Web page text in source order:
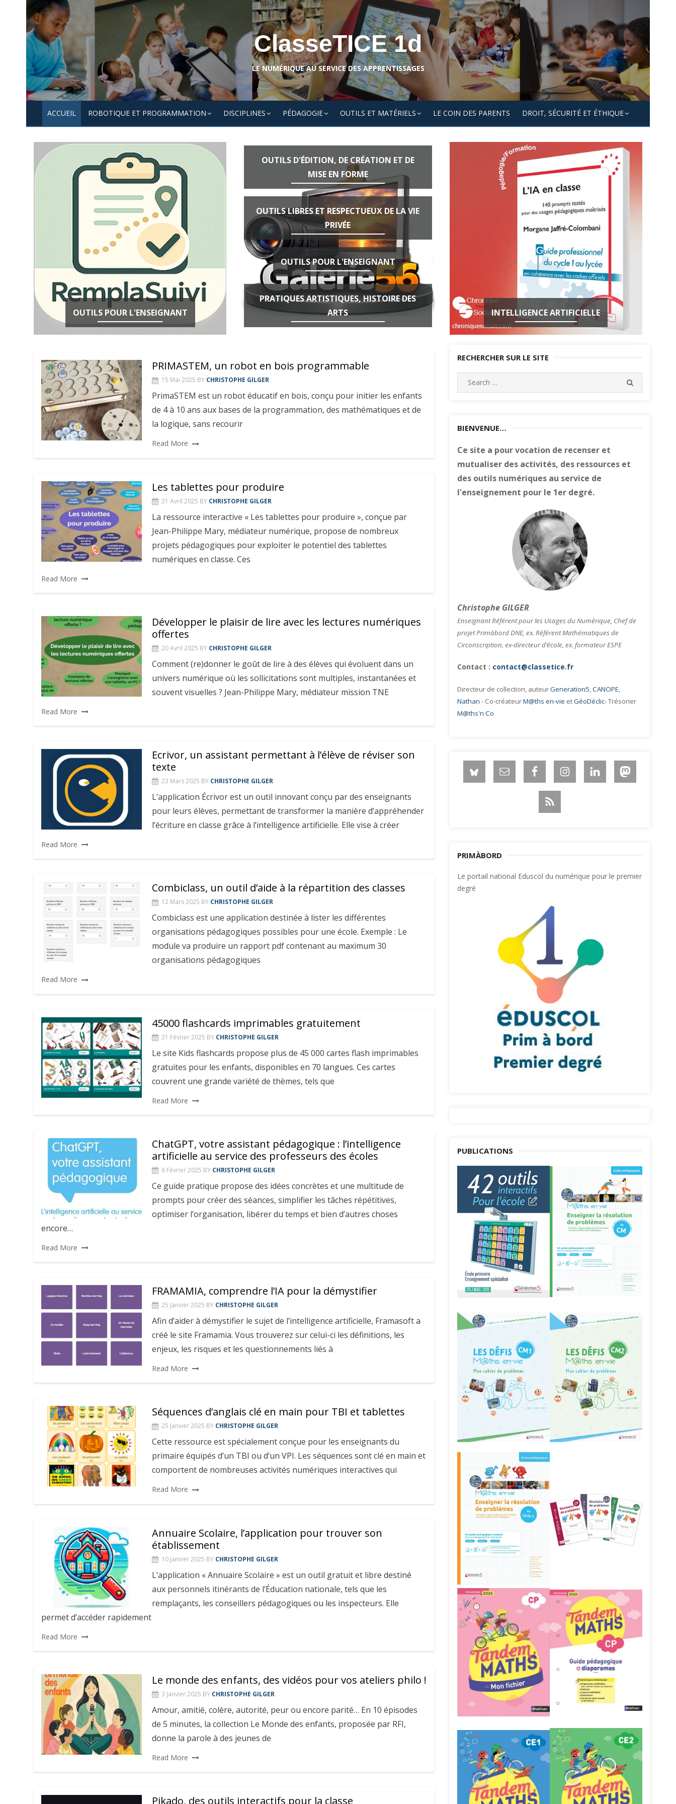
Skip
to
content
ClasseTICE 1d
LE NUMÉRIQUE AU SERVICE DES APPRENTISSAGES
ACCUEIL ROBOTIQUE ET PROGRAMMATION DISCIPLINES PÉDAGOGIE OUTILS ET MATÉRIELS LE COIN DES PARENTS DROIT, SÉCURITÉ ET ÉTHIQUE
OUTILS POUR L'ENSEIGNANT
OUTILS D'ÉDITION, DE CRÉATION ET DE
MISE EN FORME
OUTILS LIBRES ET RESPECTUEUX DE LA VIE
PRIVÉE
OUTILS POUR L'ENSEIGNANT
PRATIQUES ARTISTIQUES, HISTOIRE DES
ARTS
INTELLIGENCE ARTIFICIELLE
PRIMASTEM, un robot en bois programmable
15 Mai 2025 BY CHRISTOPHE GILGER
PrimaSTEM est un robot éducatif en bois, conçu pour initier les enfants
de 4 à 10 ans aux bases de la programmation, des mathématiques et de
la logique, sans recourir
Read More
Les tablettes pour produire
21 Avril 2025 BY CHRISTOPHE GILGER
La ressource interactive « Les tablettes pour produire », conçue par
Jean-Philippe Mary, médiateur numérique, propose de nombreux
projets pédagogiques pour exploiter le potentiel des tablettes
numériques en classe. Ces
Read More
Développer le plaisir de lire avec les lectures numériques
offertes
20 Avril 2025 BY CHRISTOPHE GILGER
Comment (re)donner le goût de lire à des élèves qui évoluent dans un
univers numérique où les sollicitations sont multiples, instantanées et
souvent visuelles ? Jean-Philippe Mary, médiateur mission TNE
Read More
Ecrivor, un assistant permettant à l’élève de réviser son
texte
23 Mars 2025 BY CHRISTOPHE GILGER
L’application Écrivor est un outil innovant conçu par des enseignants
pour leurs élèves, permettant de transformer la manière d’appréhender
l’écriture en classe grâce à l’intelligence artificielle. Elle vise à créer
Read More
Combiclass, un outil d’aide à la répartition des classes
12 Mars 2025 BY CHRISTOPHE GILGER
Combiclass est une application destinée à lister les différentes
organisations pédagogiques possibles pour une école. Exemple : Le
module va produire un rapport pdf contenant au maximum 30
organisations pédagogiques
Read More
45000 flashcards imprimables gratuitement
21 Février 2025 BY CHRISTOPHE GILGER
Le site Kids flashcards propose plus de 45 000 cartes flash imprimables
gratuites pour les enfants, disponibles en 70 langues. Ces cartes
couvrent une grande variété de thèmes, tels que
Read More
ChatGPT, votre assistant pédagogique : l’intelligence
artificielle au service des professeurs des écoles
6 Février 2025 BY CHRISTOPHE GILGER
Ce guide pratique propose des idées concrètes et une multitude de
prompts pour créer des séances, simplifier les tâches répétitives,
optimiser l’organisation, libérer du temps et bien d’autres choses
encore…
Read More
FRAMAMIA, comprendre l’IA pour la démystifier
25 Janvier 2025 BY CHRISTOPHE GILGER
Afin d’aider à démystifier le sujet de l’intelligence artificielle, Framasoft a
créé le site Framamia. Vous trouverez sur celui-ci les définitions, les
enjeux, les risques et les questionnements liés à
Read More
Séquences d’anglais clé en main pour TBI et tablettes
25 Janvier 2025 BY CHRISTOPHE GILGER
Cette ressource est spécialement conçue pour les enseignants du
primaire équipés d’un TBI ou d’un VPI. Les séquences sont clé en main et
comportent de nombreuses activités numériques interactives qui
Read More
Annuaire Scolaire, l’application pour trouver son
établissement
10 Janvier 2025 BY CHRISTOPHE GILGER
L’application « Annuaire Scolaire » est un outil gratuit et libre destiné
aux personnels itinérants de l’Éducation nationale, tels que les
remplaçants, les conseillers pédagogiques ou les inspecteurs. Elle
permet d’accéder rapidement
Read More
Le monde des enfants, des vidéos pour vos ateliers philo !
3 Janvier 2025 BY CHRISTOPHE GILGER
Amour, amitié, colère, autorité, peur ou encore parité… En 10 épisodes
de 5 minutes, la collection Le Monde des enfants, proposée par RFI,
donne la parole à des jeunes de
Read More
Pikado, des outils interactifs pour la classe
RECHERCHER SUR LE SITE
Search
for:
BIENVENUE…
Ce site a pour vocation de recenser et
mutualiser des activités, des ressources et
des outils numériques au service de
l'enseignement pour le 1er degré.
Christophe GILGER
Enseignant Référent pour les Usages du Numérique, Chef de
projet Primàbord DNE, ex. Référent Mathématiques de
Circonscription, ex-directeur d’école, ex. formateur ESPE
Contact : contact@classetice.fr
Directeur de collection, auteurGeneration5,CANOPE,
Nathan - Co-créateurM@ths en-vie etGéoDéclic- Trésorier
M@ths'n Co
PRIMÀBORD
Le portail national Eduscol du numérique pour le premier
degré
PUBLICATIONS